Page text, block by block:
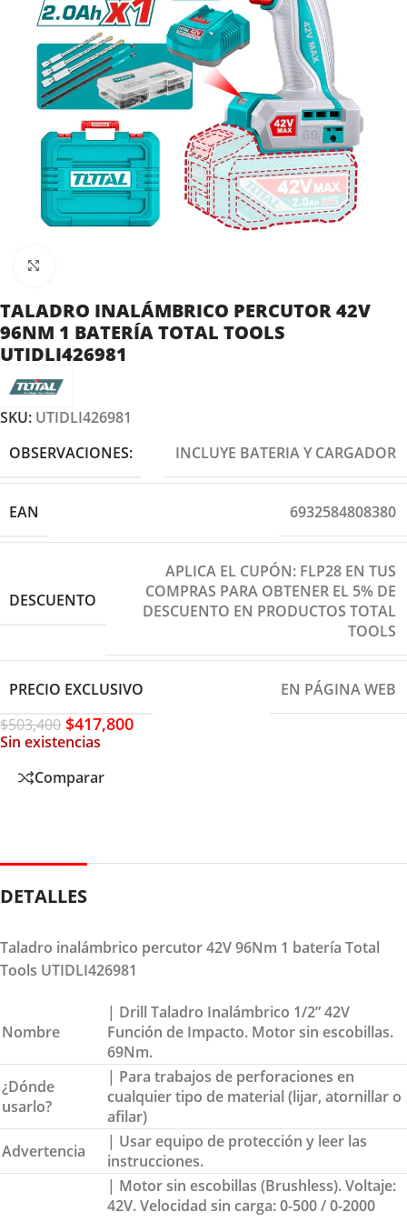
TALADRO INALÁMBRICO PERCUTOR 42V
96NM 1 BATERÍA TOTAL TOOLS
UTIDLI426981
SKU: UTIDLI426981
OBSERVACIONES:
INCLUYE BATERIA Y CARGADOR
EAN 6932584808380
DESCUENTO
APLICA EL CUPÓN: FLP28 EN TUS
COMPRAS PARA OBTENER EL 5% DE
DESCUENTO EN PRODUCTOS TOTAL
TOOLS
PRECIO EXCLUSIVO
EN PÁGINA WEB
$503,400 $417,800
Sin existencias
Comparar
DETALLES
Taladro inalámbrico percutor 42V 96Nm 1 batería Total
Tools UTIDLI426981
Nombre
| Drill Taladro Inalámbrico 1/2” 42V
Función de Impacto. Motor sin escobillas.
69Nm.
¿Dónde
usarlo?
| Para trabajos de perforaciones en
cualquier tipo de material (lijar, atornillar o
afilar)
Advertencia
| Usar equipo de protección y leer las
instrucciones.
| Motor sin escobillas (Brushless). Voltaje:
42V. Velocidad sin carga: 0-500 / 0-2000